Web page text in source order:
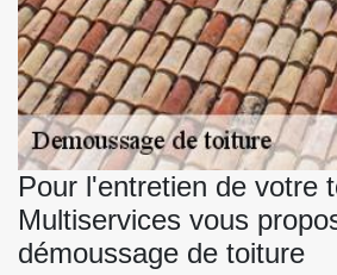
Pour l'entretien de votre
Multiservices vous
démoussage de toiture